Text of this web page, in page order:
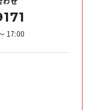
17:00